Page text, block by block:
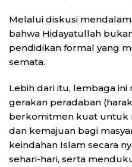
Melalui diskusi
bahwa Hidayatullah
pendidikan formal yang
semata.
Lebih dari itu, lembaga
gerakan peradaban
berkomitmen kuat untuk
dan kemajuan bagi
keindahan Islam secara
sehari-hari, serta